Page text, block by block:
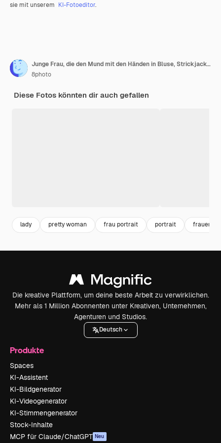
sie mit unserem KI-Fotoeditor.
Junge Frau, die den Mund mit den Händen in Bluse, Strickjacke bedeckt und verängstigt aussieht, Vorderansicht.
8photo
Diese Fotos könnten dir auch gefallen
lady pretty woman frau portrait portrait frauen
Die kreative Plattform, um deine beste Arbeit zu verwirklichen.
Mehr als 1 Million Abonnenten unter Kreativen, Unternehmen,
Agenturen und Studios.
Deutsch
Produkte
Spaces
KI-Assistent
KI-Bildgenerator
KI-Videogenerator
KI-Stimmengenerator
Stock-Inhalte
MCP für Claude/ChatGPT Neu